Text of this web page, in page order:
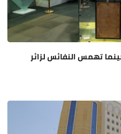
تهمس النفائس لزائر